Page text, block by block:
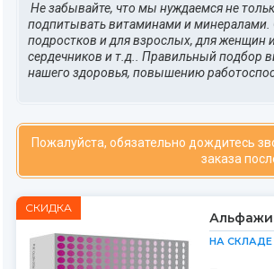
Не забывайте, что мы нуждаемся не
подпитывать витаминами и минералами.
подростков и для взрослых, для женщин
сердечников и т.д.. Правильный подбор
нашего здоровья, повышению
Пожалуйста, обязательно дождитесь
заказа
СКИДКА
НА СКЛАДЕ